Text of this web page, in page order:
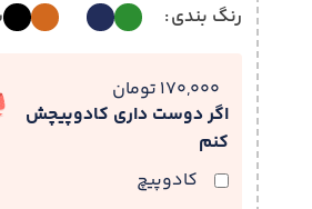
رنگ بندی
اگر دوست داری کادوپیچش
کنم
کادوپیچ
170,000 تومان